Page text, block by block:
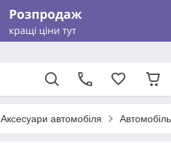
Аксесуари автомобіля